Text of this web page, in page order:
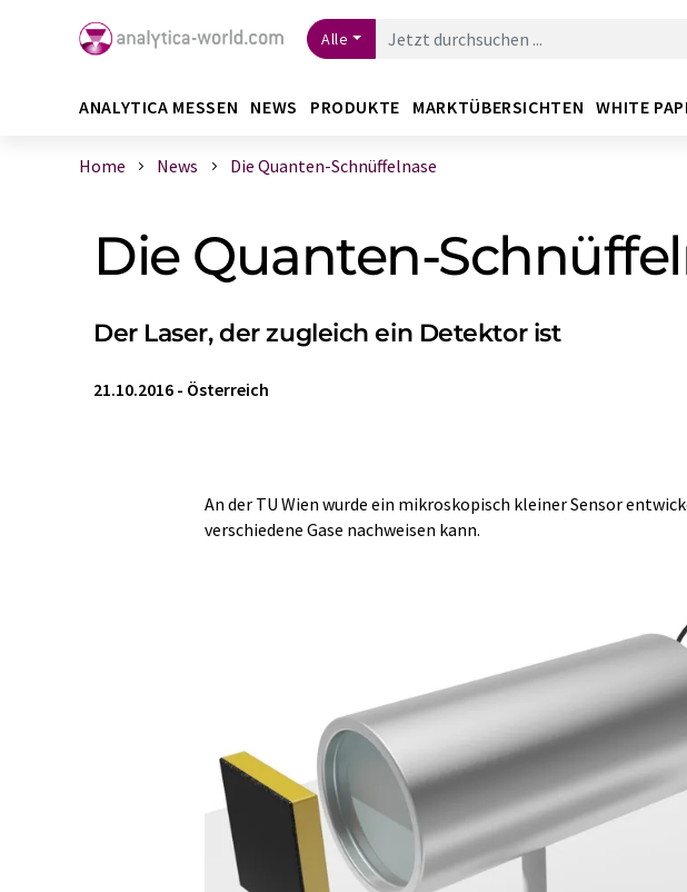
Alle
ANALYTICA MESSEN NEWS PRODUKTE MARKTÜBERSICHTEN WHITE
Home News Die Quanten-Schnüffelnase
Die Quanten-
Der Laser, der zugleich ein Detektor ist
21.10.2016 - Österreich
An der TU Wien wurde ein mikroskopisch kleiner Sensor
verschiedene Gase nachweisen kann.